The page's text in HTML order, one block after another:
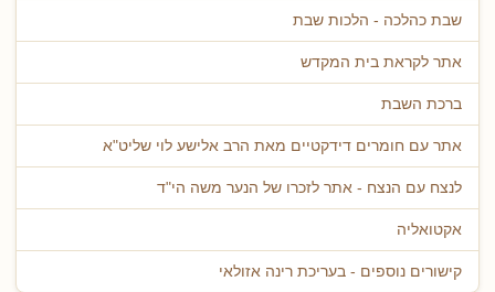
שבת כהלכה - הלכות שבת
אתר לקראת בית המקדש
ברכת השבת
אתר עם חומרים דידקטיים מאת הרב אלישע לוי שליט"א
לנצח עם הנצח - אתר לזכרו של הנער משה הי"ד
אקטואליה
קישורים נוספים - בעריכת רינה אזולאי